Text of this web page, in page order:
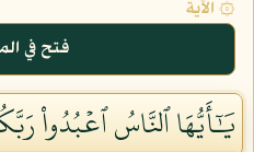
۞ الآية
فتح في
يَٰٓأَيُّهَا ٱلنَّاسُ ٱعۡبُدُواْ